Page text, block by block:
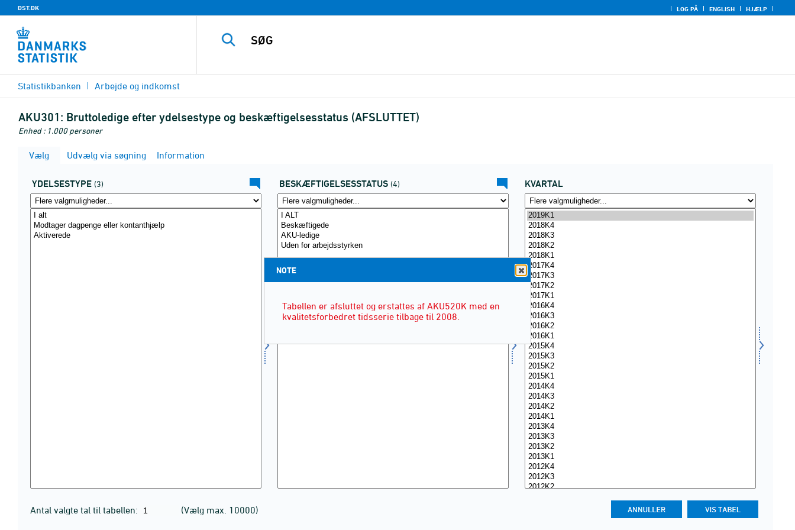
DST.DK LOG PÅ ENGLISH HJÆLP
Statistikbanken Arbejde og indkomst
AKU301: Bruttoledige efter ydelsestype og beskæftigelsesstatus (AFSLUTTET)
Enhed : 1.000 personer
Vælg Udvælg via søgning Information
YDELSESTYPE (3) BESKÆFTIGELSESSTATUS (4) KVARTAL
Antal valgte tal til tabellen: (Vælg max. 10000)
NOTE
Tabellen er afsluttet og erstattes af AKU520K med en
kvalitetsforbedret tidsserie tilbage til 2008.